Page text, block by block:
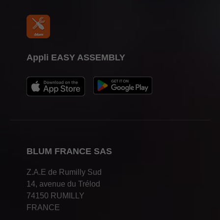
BLUM FRANCE SAS
Z.A.E de Rumilly Sud
14, avenue du Trélod
74150 RUMILLY
FRANCE
Appli EASY ASSEMBLY